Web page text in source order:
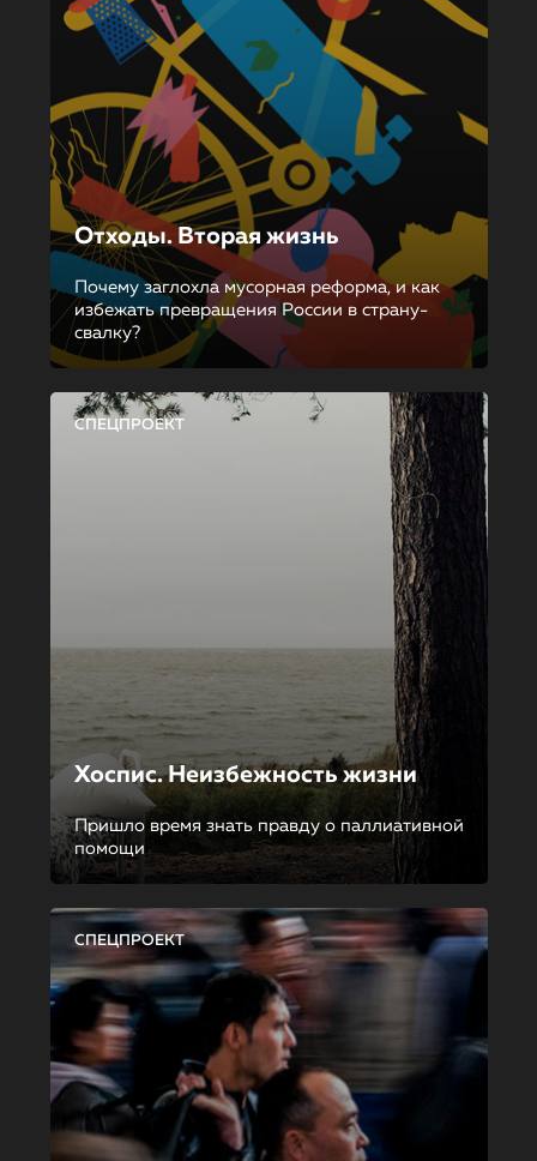
Отходы. Вторая жизнь
Почему заглохла мусорная реформа, и как
избежать превращения России в страну-
свалку?
СПЕЦПРОЕКТ
Хоспис. Неизбежность жизни
Пришло время знать правду о паллиативной
помощи
СПЕЦПРОЕКТ